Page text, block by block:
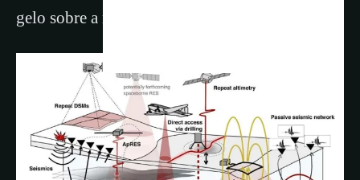
gelo sobre a rocha matriz gera calor suficiente.